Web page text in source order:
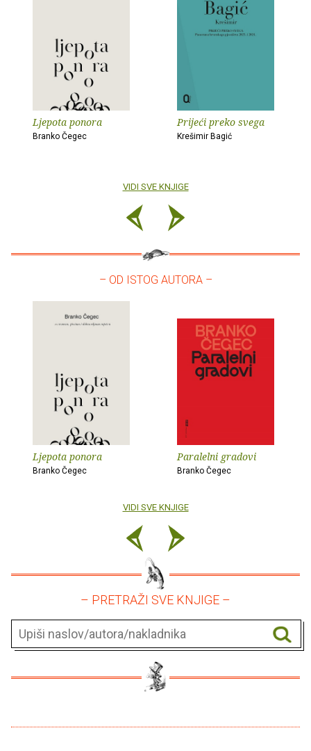
Ljepota ponora
Branko Čegec
Prijeći preko svega
Krešimir Bagić
VIDI SVE KNJIGE
– OD ISTOG AUTORA –
Ljepota ponora
Branko Čegec
Paralelni gradovi
Branko Čegec
VIDI SVE KNJIGE
– PRETRAŽI SVE KNJIGE –